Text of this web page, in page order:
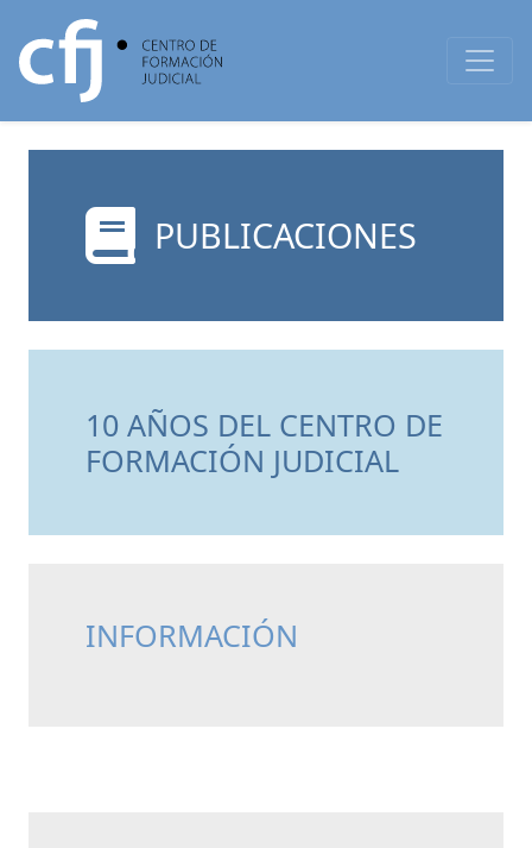
PUBLICACIONES
10 AÑOS DEL CENTRO DE
FORMACIÓN JUDICIAL
INFORMACIÓN